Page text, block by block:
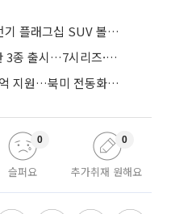
"전동화에도 입힌 안전 DNA" 전기 플래그십 SUV 볼보 'EX90'
BMW코리아, 8월 온라인 한정판 3종 출시…7시리즈·X7·M340i 투어링
한온시스템, 캐나다 정부서 100억 지원…북미 전동화 시장 가속
슬퍼요
0
추가취재 원해요
0